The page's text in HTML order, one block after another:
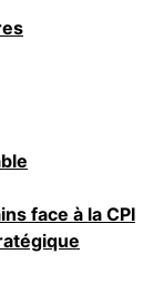
face à la CPI